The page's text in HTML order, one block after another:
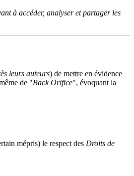
à accéder, analyser et partager les
leurs auteurs) de mettre en évidence
de "Back Orifice", évoquant la
mépris) le respect des Droits de